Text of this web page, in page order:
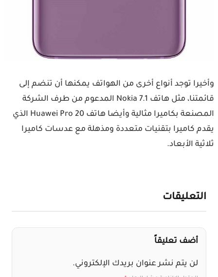
وأخيرا توجد أنواع أخرى من الهواتف يمكنها أن تنضم إلى
قائمتنا، مثل هاتف Nokia 7.1 المدعوم من طرف الشركة
المصنعة بكاميرا مثالية وأيضا هاتف Huawei Pro 20 الذي
يقدم كاميرا بتقنيات متعددة ومذهلة مع عدسات كاميرا
ثلاثية الأبعاد.
التعليقات
أضف تعليقاً
لن يتم نشر عنوان بريدك الإلكتروني.